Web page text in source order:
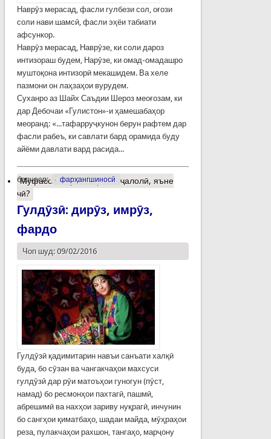
Наврӯз мерасад, фасли гулбези сол, оғози
соли нави шамсӣ, фасли эҳёи табиати
афсункор.
Наврӯз мерасад, Наврӯзе, ки соли дароз
интизораш будем, Нарӯзе, ки омад-омадашро
муштоқона интизорӣ мекашидем. Ва хеле
пазмони он лаҳзаҳои вурудем.
Суханро аз Шайх Саъдии Шероз меоғозам, ки
дар Дебочаи «Гулистон»-и ҳамешабаҳор
меоранд: «...тафарруҷкунон берун рафтем дар
фасли рабеъ, ки савлати бард орамида буду
айёми давлати вард расида...
барчасп: фарҳангшиносӣ
Муфассалтаро Тақвими ҷалолӣ, яъне
чӣ?
Гулдӯзӣ: дирӯз, имрӯз,
фардо
Чоп шуд: 09/02/2016
Гулдӯзӣ қадимитарин навъи санъати халқӣ
буда, бо сӯзан ва чангакчаҳои махсуси
гулдӯзӣ дар рӯи матоъҳои гуногун (пӯст,
намад) бо ресмонҳои пахтагӣ, пашмӣ,
абрешимӣ ва нахҳои зариву нуқрагӣ, инчунин
бо сангҳои қиматбаҳо, шадаи майда, мӯҳраҳои
реза, пулакчаҳои рахшон, тангаҳо, марҷону